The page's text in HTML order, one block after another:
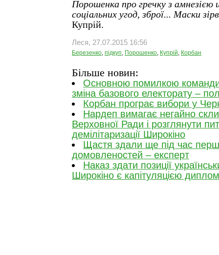
Порошенка про гречку з амнезією
соціальних угод, зброї... Маски
Купрій.
Леся, 27.07.2015 16:56
Березенко, підкуп, Порошенко, Купрій, Корбан
Більше новин:
Основною помилкою команди
зміна базового електорату –
Корбан програє вибори у
Нардеп вимагає негайно
Верховної Ради і розглянути
демілітаризації Широкіно
Щастя здали ще під час
домовленостей – експерт
Наказ здати позиції
Широкіно є капітуляцією